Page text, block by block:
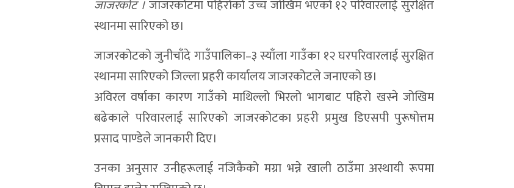
जाजरकोट ।जाजरकोटमा पहिरोको उच्च जोखिम भएको १२ परिवारलाई सुरक्षित
स्थानमा सारिएको छ।
जाजरकोटको जुनीचाँदे गाउँपालिका–३ स्याँला गाउँका १२ घरपरिवारलाई सुरक्षित
स्थानमा सारिएको जिल्ला प्रहरी कार्यालय जाजरकोटले जनाएको छ।
अविरल वर्षाका कारण गाउँको माथिल्लो भिरलो भागबाट पहिरो खस्ने जोखिम
बढेकाले परिवारलाई सारिएको जाजरकोटका प्रहरी प्रमुख डिएसपी पुरूषोत्तम
प्रसाद पाण्डेले जानकारी दिए।
उनका अनुसार उनीहरूलाई नजिकैको मग्रा भन्ने खाली ठाउँमा अस्थायी रूपमा